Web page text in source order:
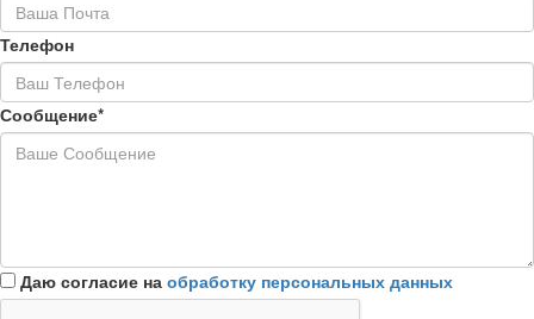
Телефон
Сообщение*
Даю согласие на обработку персональных данных